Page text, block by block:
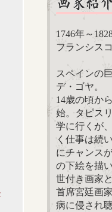
1746年～
フランシス
スペインの
デ・ゴヤ。
14歳の頃か
始。タピス
学に行くが
く仕事は続
にチャンス
の下絵を描
世付き画家
首席宮廷画
病に侵され